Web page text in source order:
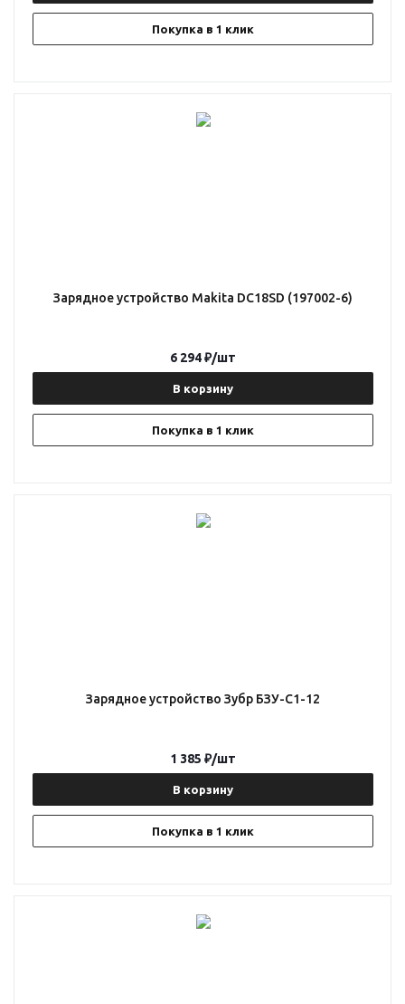
Покупка в 1 клик
Зарядное устройство Makita DC18SD (197002-6)
В корзину
Покупка в 1 клик
6 294₽/шт
Зарядное устройство Зубр БЗУ-С1-12
В корзину
Покупка в 1 клик
1 385 ₽/шт